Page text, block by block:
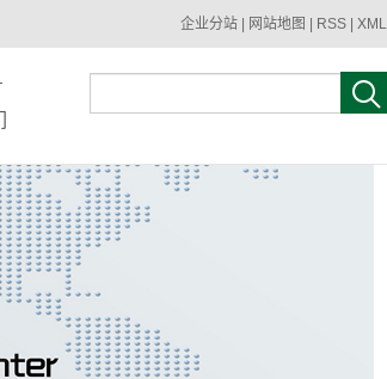
企业分站 网站地图 RSS XML